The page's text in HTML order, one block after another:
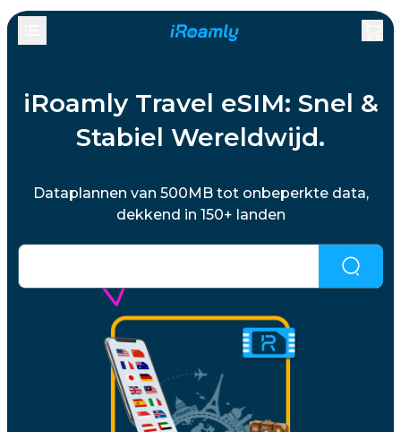
iRoamly Travel eSIM: Snel &
Stabiel Wereldwijd.
Dataplannen van 500MB tot onbeperkte data,
dekkend in 150+ landen
Niet gevonden wat je zoekt?Klik hier om het
opnieuw te proberen.